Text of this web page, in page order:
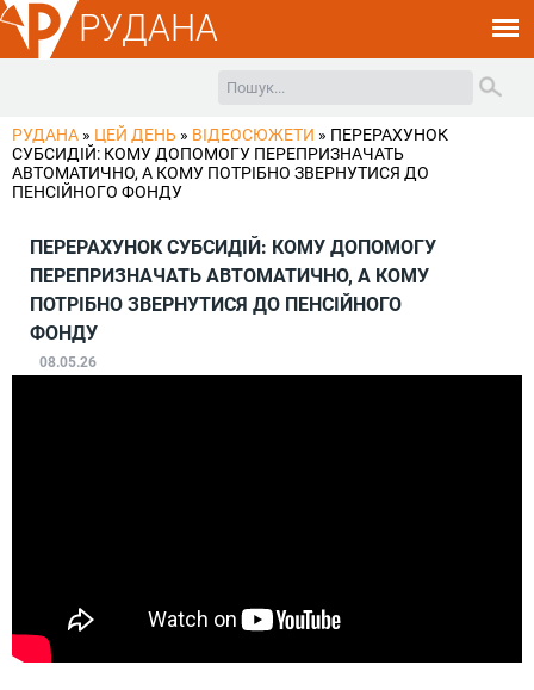
РУДАНА
РУДАНА » ЦЕЙ ДЕНЬ » ВІДЕОСЮЖЕТИ » ПЕРЕРАХУНОК
СУБСИДІЙ: КОМУ ДОПОМОГУ ПЕРЕПРИЗНАЧАТЬ
АВТОМАТИЧНО, А КОМУ ПОТРІБНО ЗВЕРНУТИСЯ ДО
ПЕНСІЙНОГО ФОНДУ
ПЕРЕРАХУНОК СУБСИДІЙ: КОМУ ДОПОМОГУ
ПЕРЕПРИЗНАЧАТЬ АВТОМАТИЧНО, А КОМУ
ПОТРІБНО ЗВЕРНУТИСЯ ДО ПЕНСІЙНОГО
ФОНДУ
08.05.26